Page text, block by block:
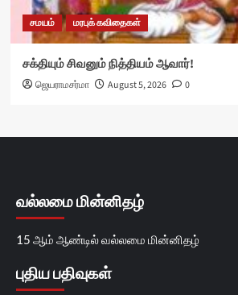
சமயம் மரபுக் கவிதைகள்
சக்தியும் சிவனும் நித்தியம் ஆவார்!
ஜெயராமசர்மா August 5, 2026 0
வல்லமை மின்னிதழ்
15 ஆம் ஆண்டில் வல்லமை மின்னிதழ்
புதிய பதிவுகள்